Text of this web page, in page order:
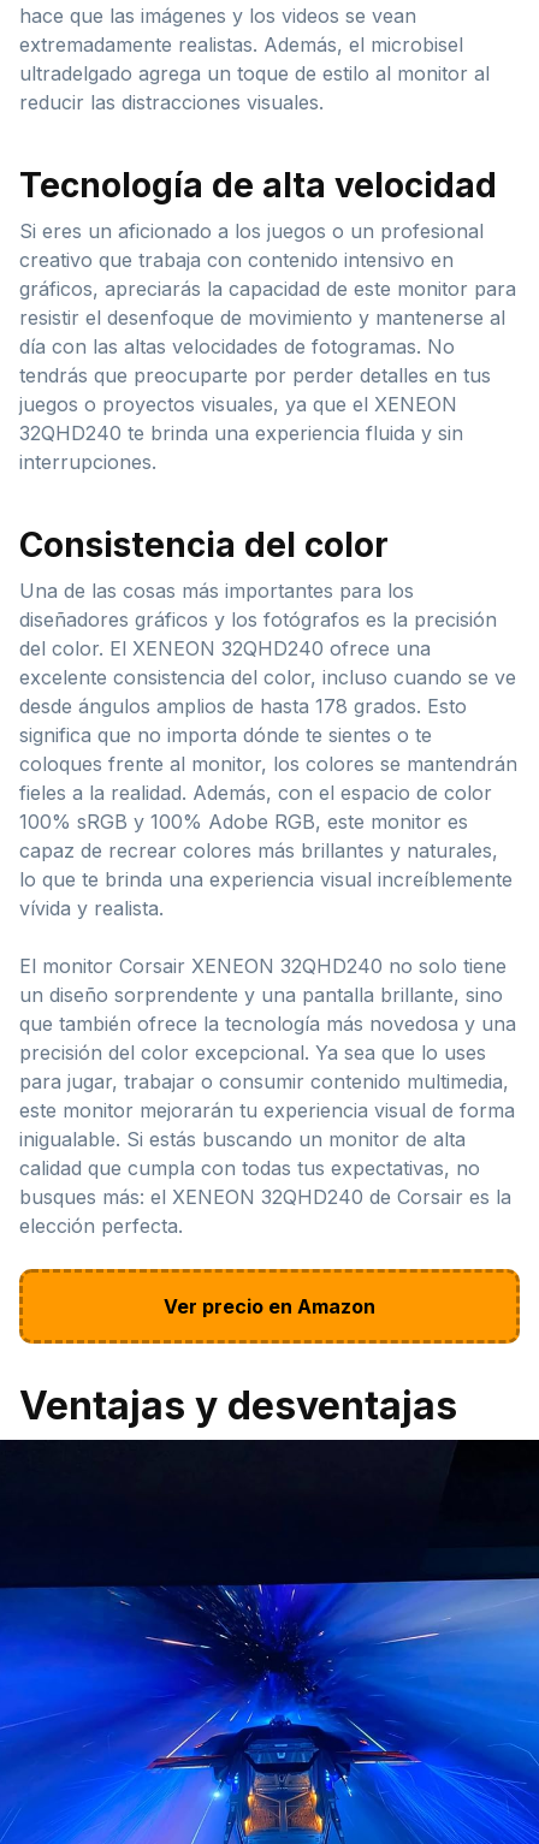
hace que las imágenes y los videos se vean
extremadamente realistas. Además, el microbisel
ultradelgado agrega un toque de estilo al monitor al
reducir las distracciones visuales.
Tecnología de alta velocidad
Si eres un aficionado a los juegos o un profesional
creativo que trabaja con contenido intensivo en
gráficos, apreciarás la capacidad de este monitor para
resistir el desenfoque de movimiento y mantenerse al
día con las altas velocidades de fotogramas. No
tendrás que preocuparte por perder detalles en tus
juegos o proyectos visuales, ya que el XENEON
32QHD240 te brinda una experiencia fluida y sin
interrupciones.
Consistencia del color
Una de las cosas más importantes para los
diseñadores gráficos y los fotógrafos es la precisión
del color. El XENEON 32QHD240 ofrece una
excelente consistencia del color, incluso cuando se ve
desde ángulos amplios de hasta 178 grados. Esto
significa que no importa dónde te sientes o te
coloques frente al monitor, los colores se mantendrán
fieles a la realidad. Además, con el espacio de color
100% sRGB y 100% Adobe RGB, este monitor es
capaz de recrear colores más brillantes y naturales,
lo que te brinda una experiencia visual increíblemente
vívida y realista.
El monitor Corsair XENEON 32QHD240 no solo tiene
un diseño sorprendente y una pantalla brillante, sino
que también ofrece la tecnología más novedosa y una
precisión del color excepcional. Ya sea que lo uses
para jugar, trabajar o consumir contenido multimedia,
este monitor mejorarán tu experiencia visual de forma
inigualable. Si estás buscando un monitor de alta
calidad que cumpla con todas tus expectativas, no
busques más: el XENEON 32QHD240 de Corsair es la
elección perfecta.
Ver precio en Amazon
Ventajas y desventajas